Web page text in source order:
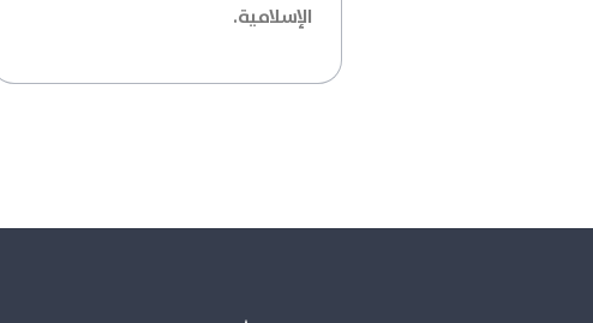
الإسلامية.